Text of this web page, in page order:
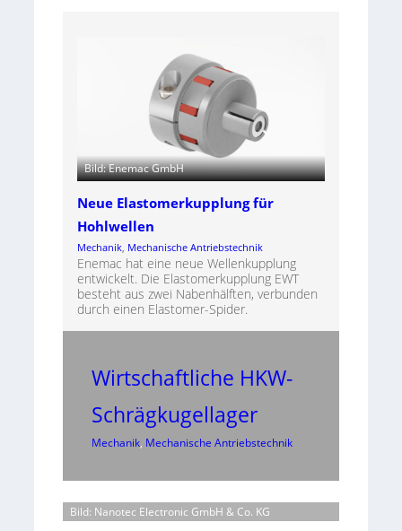
Bild: Enemac GmbH
Neue Elastomerkupplung für
Hohlwellen
Mechanik, Mechanische Antriebstechnik
Enemac hat eine neue Wellenkupplung
entwickelt. Die Elastomerkupplung EWT
besteht aus zwei Nabenhälften, verbunden
durch einen Elastomer-Spider.
Wirtschaftliche HKW-
Schrägkugellager
Mechanik, Mechanische Antriebstechnik
Bild: Nanotec Electronic GmbH & Co. KG